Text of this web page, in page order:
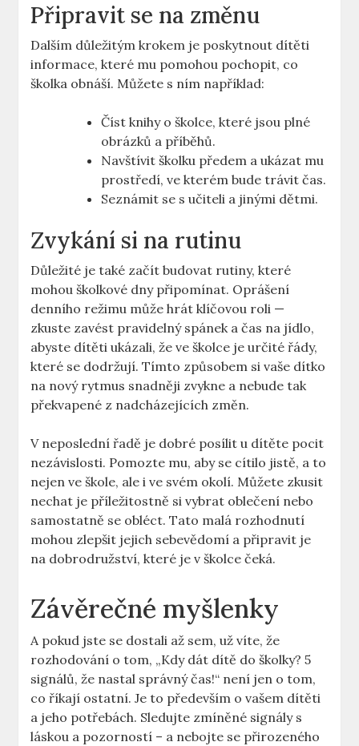
Připravit se na ⁣změnu
Dalším ​důležitým krokem​ je poskytnout dítěti
informace, které mu pomohou pochopit, co
školka ​obnáší. Můžete s ním ⁤například:
Číst knihy o školce, které ⁣jsou plné
obrázků a příběhů.
Navštívit školku předem a ukázat mu
prostředí, ve kterém bude trávit čas.
Seznámit se s učiteli a ⁣jinými dětmi.
Zvykání si na rutinu
Důležité je ‌také začít budovat‍ rutiny, které
mohou školkové dny připomínat. Oprášení
‍denního režimu může hrát klíčovou roli —
‌zkuste zavést pravidelný spánek a čas⁣ na jídlo,⁣
abyste dítěti ukázali, že ve školce⁢ je určité ‌řády,
které⁢ se dodržují. Tímto⁣ způsobem si vaše dítko
na nový rytmus snadněji ⁢zvykne a nebude​ tak
překvapené z nadcházejících změn.
V neposlední ⁣řadě je dobré posílit u dítěte pocit
nezávislosti.⁤ Pomozte mu, aby se ‍cítilo ​jistě, ⁤a to
nejen ve škole, ale‍ i ve svém okolí. Můžete zkusit
nechat je příležitostně si vybrat‍ oblečení nebo
‍samostatně se obléct. Tato malá rozhodnutí
mohou⁢ zlepšit jejich sebevědomí a připravit je
na dobrodružství, které‍ je v školce čeká.
Závěrečné myšlenky
A pokud jste se⁣ dostali až sem, už víte,⁤ že⁢
rozhodování ​o tom, „Kdy dát dítě do školky? 5
signálů, ⁣že⁤ nastal správný čas!“ ⁢není jen o tom,
co říkají ostatní. Je⁤ to především o vašem dítěti
a jeho potřebách.‌ Sledujte zmíněné signály s
láskou a‌ pozorností⁢ – a⁢ nebojte ⁤se přirozeného